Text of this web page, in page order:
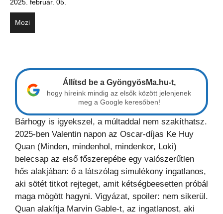
2025. február. 05.
Mozi
Állítsd be a GyöngyösMa.hu-t,
hogy híreink mindig az elsők között jelenjenek
meg a Google keresőben!
Bárhogy is igyekszel, a múltaddal nem szakíthatsz.
2025-ben Valentin napon az Oscar-díjas Ke Huy
Quan (Minden, mindenhol, mindenkor, Loki)
belecsap az első főszerepébe egy valószerűtlen
hős alakjában: ő a látszólag simulékony ingatlanos,
aki sötét titkot rejteget, amit kétségbeesetten próbál
maga mögött hagyni. Vigyázat, spoiler: nem sikerül.
Quan alakítja Marvin Gable-t, az ingatlanost, aki